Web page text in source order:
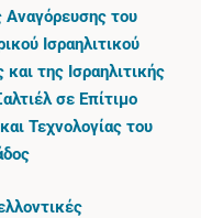
του
Ισραηλιτικού
της Ισραηλιτικής
σε Επίτιµο
Τεχνολογίας του